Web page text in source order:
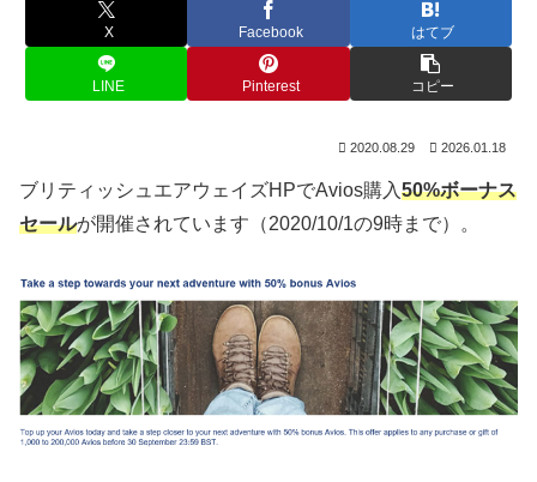
X Facebook はてブ
LINE Pinterest コピー
2020.08.29 2026.01.18
ブリティッシュエアウェイズHPでAvios購入50%ボーナス
セールが開催されています（2020/10/1の9時まで）。